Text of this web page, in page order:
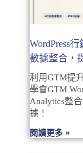
WordPress
數據整合，
利用GTM提
學會GTM
Analytics整
據！
閱讀更多 »